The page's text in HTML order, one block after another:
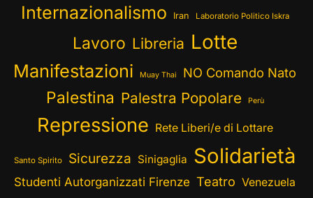
Internazionalismo Iran Laboratorio Politico Iskra
Lavoro Libreria Lotte
Manifestazioni Muay Thai NO Comando Nato
Palestina Palestra Popolare Perù
Repressione Rete Liberi/e di Lottare
Santo Spirito Sicurezza Sinigaglia Solidarietà
Studenti Autorganizzati Firenze Teatro Venezuela